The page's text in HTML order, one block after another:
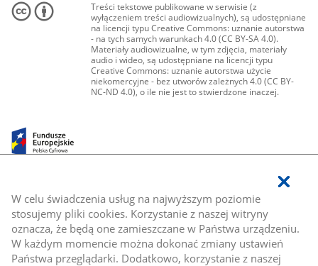
W celu świadczenia usług na najwyższym poziomie
stosujemy pliki cookies. Korzystanie z naszej witryny
oznacza, że będą one zamieszczane w Państwa urządzeniu.
W każdym momencie można dokonać zmiany ustawień
Państwa przeglądarki. Dodatkowo, korzystanie z naszej
Treści tekstowe publikowane w serwisie (z
wyłączeniem treści audiowizualnych), są udostępniane
na licencji typu Creative Commons: uznanie autorstwa
- na tych samych warunkach 4.0 (CC BY-SA 4.0).
Materiały audiowizualne, w tym zdjęcia, materiały
audio i wideo, są udostępniane na licencji typu
Creative Commons: uznanie autorstwa użycie
niekomercyjne - bez utworów zależnych 4.0 (CC BY-
NC-ND 4.0), o ile nie jest to stwierdzone inaczej.